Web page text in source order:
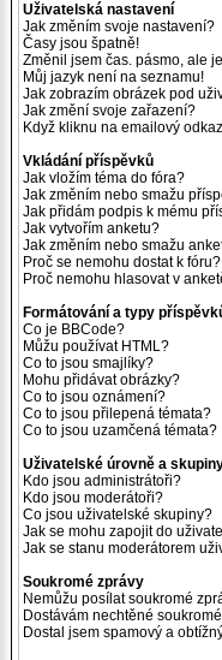
Uživatelská nastavení
Jak změním svoje nastavení?
Časy jsou špatně!
Změnil jsem čas. pásmo, ale
Můj jazyk není na seznamu!
Jak zobrazím obrázek pod
Jak změní svoje zařazení?
Když kliknu na emailový
Vkládání příspěvků
Jak vložím téma do fóra?
Jak změním nebo smažu
Jak přidám podpis k mému
Jak vytvořím anketu?
Jak změním nebo smažu
Proč se nemohu dostat k fóru?
Proč nemohu hlasovat v
Formátování a typy
Co je BBCode?
Můžu používat HTML?
Co to jsou smajlíky?
Mohu přidávat obrázky?
Co to jsou oznámení?
Co to jsou přilepená témata?
Co to jsou uzamčená témata?
Uživatelské úrovně a
Kdo jsou administrátoři?
Kdo jsou moderátoři?
Co jsou uživatelské skupiny?
Jak se mohu zapojit do
Jak se stanu moderátorem
Soukromé zprávy
Nemůžu posílat soukromé
Dostávám nechtěné
Dostal jsem spamový a